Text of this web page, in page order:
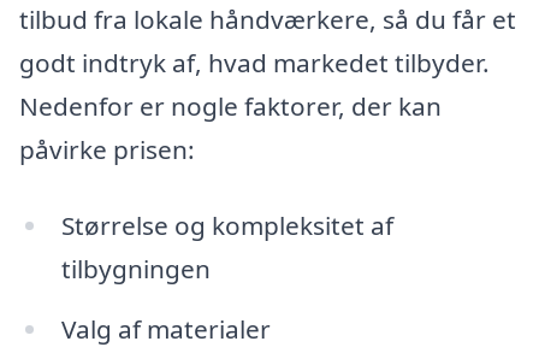
tilbud fra lokale håndværkere, så du får et
godt indtryk af, hvad markedet tilbyder.
Nedenfor er nogle faktorer, der kan
påvirke prisen:
Størrelse og kompleksitet af
tilbygningen
Valg af materialer